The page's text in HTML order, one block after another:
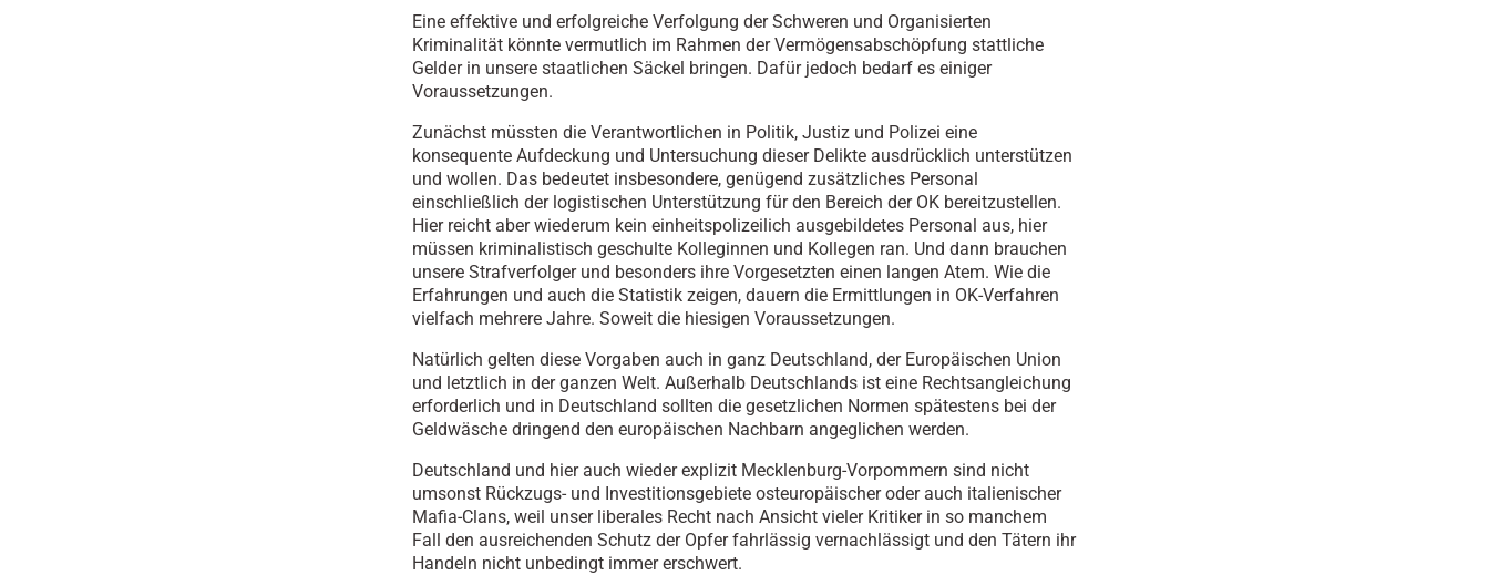
Eine effektive und erfolgreiche Verfolgung der Schweren und Organisierten
Kriminalität könnte vermutlich im Rahmen der Vermögensabschöpfung stattliche
Gelder in unsere staatlichen Säckel bringen. Dafür jedoch bedarf es einiger
Voraussetzungen.
Zunächst müssten die Verantwortlichen in Politik, Justiz und Polizei eine
konsequente Aufdeckung und Untersuchung dieser Delikte ausdrücklich unterstützen
und wollen. Das bedeutet insbesondere, genügend zusätzliches Personal
einschließlich der logistischen Unterstützung für den Bereich der OK bereitzustellen.
Hier reicht aber wiederum kein einheitspolizeilich ausgebildetes Personal aus, hier
müssen kriminalistisch geschulte Kolleginnen und Kollegen ran. Und dann brauchen
unsere Strafverfolger und besonders ihre Vorgesetzten einen langen Atem. Wie die
Erfahrungen und auch die Statistik zeigen, dauern die Ermittlungen in OK-Verfahren
vielfach mehrere Jahre. Soweit die hiesigen Voraussetzungen.
Natürlich gelten diese Vorgaben auch in ganz Deutschland, der Europäischen Union
und letztlich in der ganzen Welt. Außerhalb Deutschlands ist eine Rechtsangleichung
erforderlich und in Deutschland sollten die gesetzlichen Normen spätestens bei der
Geldwäsche dringend den europäischen Nachbarn angeglichen werden.
Deutschland und hier auch wieder explizit Mecklenburg-Vorpommern sind nicht
umsonst Rückzugs- und Investitionsgebiete osteuropäischer oder auch italienischer
Mafia-Clans, weil unser liberales Recht nach Ansicht vieler Kritiker in so manchem
Fall den ausreichenden Schutz der Opfer fahrlässig vernachlässigt und den Tätern ihr
Handeln nicht unbedingt immer erschwert.